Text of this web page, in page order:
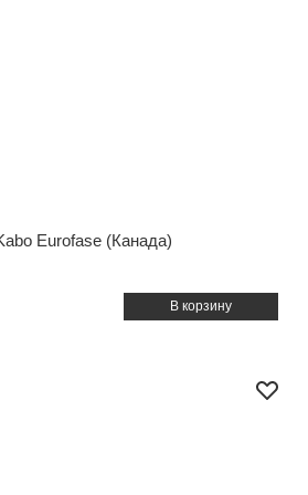
Eurofase (Канада)